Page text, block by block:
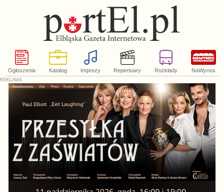
Ogłoszenia Katalog Imprezy Repertuary Rozkłady NaWynos